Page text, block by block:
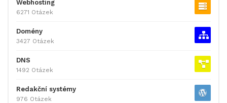
Webhosting
6271 Otázek
Domény
3427 Otázek
DNS
1492 Otázek
Redakční systémy
976 Otázek